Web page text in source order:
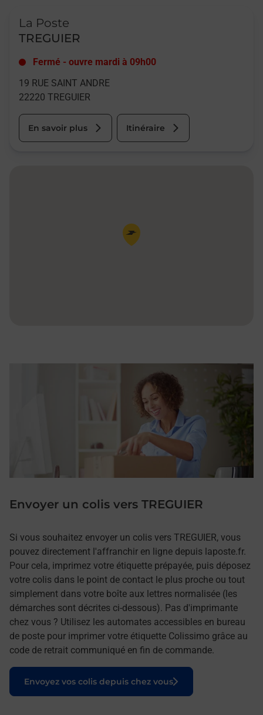
La Poste
TREGUIER
Fermé - ouvre mardi à 09h00
19 RUE SAINT ANDRE
22220 TREGUIER
En savoir plus Itinéraire
Pin de la carte
Envoyer un colis vers TREGUIER
Si vous souhaitez envoyer un colis vers TREGUIER, vous
pouvez directement l'affranchir en ligne depuis laposte.fr.
Pour cela, imprimez votre étiquette prépayée, puis déposez
votre colis dans le point de contact le plus proche ou tout
simplement dans votre boîte aux lettres normalisée (les
démarches sont décrites ci-dessous). Pas d'imprimante
chez vous ? Utilisez les automates accessibles en bureau
de poste pour imprimer votre étiquette Colissimo grâce au
code de retrait communiqué en fin de commande.
Envoyez vos colis depuis chez vous
Le lien s'ouvre dans un nouvel onglet